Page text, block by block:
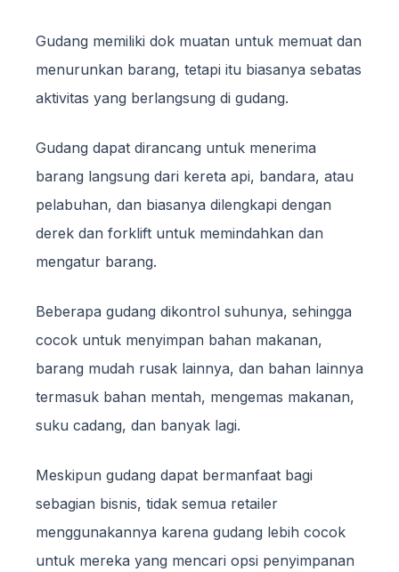
Gudang memiliki dok muatan untuk memuat dan
menurunkan barang, tetapi itu biasanya sebatas
aktivitas yang berlangsung di gudang.
Gudang dapat dirancang untuk menerima
barang langsung dari kereta api, bandara, atau
pelabuhan, dan biasanya dilengkapi dengan
derek dan forklift untuk memindahkan dan
mengatur barang.
Beberapa gudang dikontrol suhunya, sehingga
cocok untuk menyimpan bahan makanan,
barang mudah rusak lainnya, dan bahan lainnya
termasuk bahan mentah, mengemas makanan,
suku cadang, dan banyak lagi.
Meskipun gudang dapat bermanfaat bagi
sebagian bisnis, tidak semua retailer
menggunakannya karena gudang lebih cocok
untuk mereka yang mencari opsi penyimpanan